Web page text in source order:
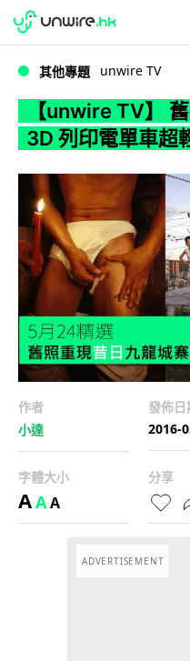
WWDC 2026
其他專題 unwire TV
【unwire TV】
3D 列印電單車超
作者
小達
發佈日
2016-
字體大小
AAA
分享
ADVERTISEMENT